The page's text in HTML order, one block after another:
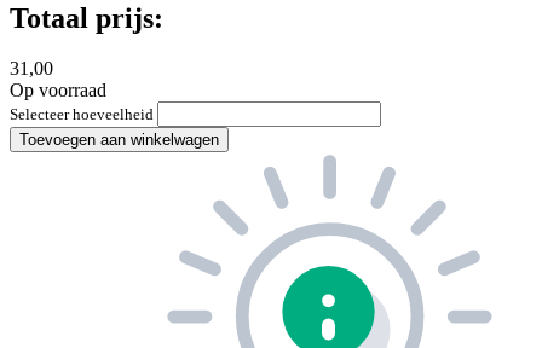
Totaal prijs:
31,00
Op voorraad
Selecteer hoeveelheid
Toevoegen aan winkelwagen